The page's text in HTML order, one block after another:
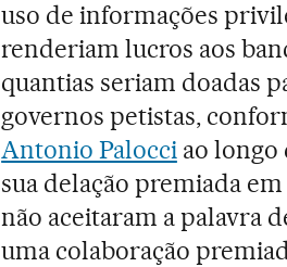
uso de informações
renderiam lucros aos
quantias seriam doadas
governos petistas,
Antonio Palocci ao longo
sua delação premiada
não aceitaram a palavra
uma colaboração